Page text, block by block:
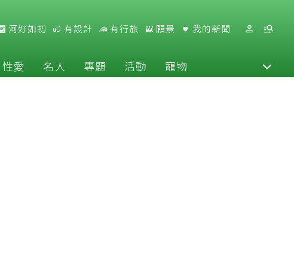
河好如初 有設計 有行旅 願景 我的新聞
性愛 名人 專題 活動 寵物